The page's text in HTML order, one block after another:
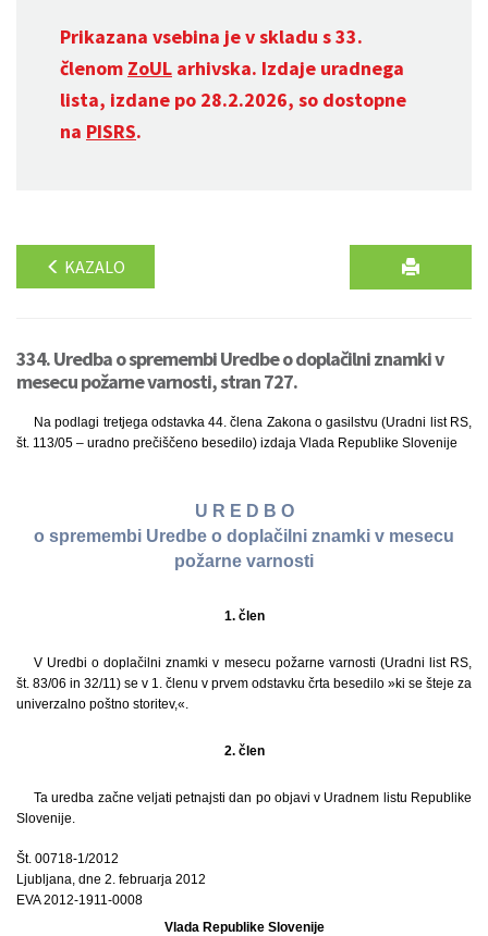
Prikazana vsebina je v skladu s 33.
členom ZoUL arhivska. Izdaje uradnega
lista, izdane po 28.2.2026, so dostopne
na PISRS.
KAZALO
334. Uredba o spremembi Uredbe o doplačilni znamki v
mesecu požarne varnosti, stran 727.
Na podlagi tretjega odstavka 44. člena Zakona o gasilstvu (Uradni list RS,
št. 113/05 – uradno prečiščeno besedilo) izdaja Vlada Republike Slovenije
U R E D B O
o spremembi Uredbe o doplačilni znamki v mesecu
požarne varnosti
1. člen
V Uredbi o doplačilni znamki v mesecu požarne varnosti (Uradni list RS,
št. 83/06 in 32/11) se v 1. členu v prvem odstavku črta besedilo »ki se šteje za
univerzalno poštno storitev,«.
2. člen
Ta uredba začne veljati petnajsti dan po objavi v Uradnem listu Republike
Slovenije.
Št. 00718-1/2012
Ljubljana, dne 2. februarja 2012
EVA 2012-1911-0008
Vlada Republike Slovenije